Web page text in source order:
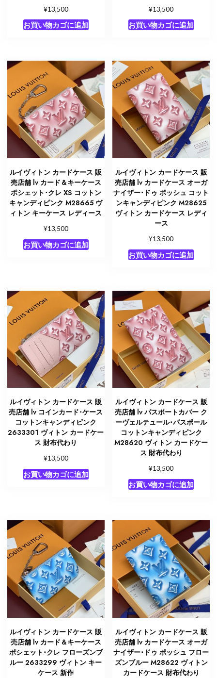
¥13,500
お買い物カゴに追加
¥13,500
お買い物カゴに追加
ルイヴィトン カードケース 販
売店舗 lv カード＆キーケース
ポシェット･クレ XS コットン
キャンディピンク M28665 ヴ
ィトン キーケース レディース
¥13,500
お買い物カゴに追加
ルイヴィトン カードケース 販
売店舗 lv カードケース オーガ
ナイザー･ドゥ ポッシュ コット
ンキャンディピンク M28625
ヴィトン カードケース レディ
ース
¥13,500
お買い物カゴに追加
ルイヴィトン カードケース 販
売店舗 lv コインカード･ケース
コットンキャンディピンク
2633301 ヴィトン カードケー
ス 財布代わり
¥13,500
お買い物カゴに追加
ルイヴィトン カードケース 販
売店舗 lv パスポートカバー ク
ーヴェルテュール･パスポール
コットンキャンディピンク
M28620 ヴィトン カードケー
ス 財布代わり
¥13,500
お買い物カゴに追加
ルイヴィトン カードケース 販
売店舗 lv カード＆キーケース
ポシェット･クレ フローズンブ
ルー 2633299 ヴィトン キー
ケース 新作
ルイヴィトン カードケース 販
売店舗 lv カードケース オーガ
ナイザー･ドゥ ポッシュ フロー
ズンブルー M28622 ヴィトン
カードケース 財布代わり